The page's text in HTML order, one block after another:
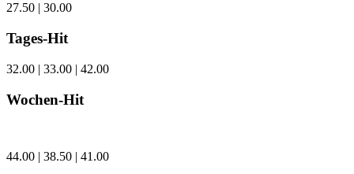
27.50 | 30.00
Tages-Hit
32.00 | 33.00 | 42.00
Wochen-Hit
44.00 | 38.50 | 41.00